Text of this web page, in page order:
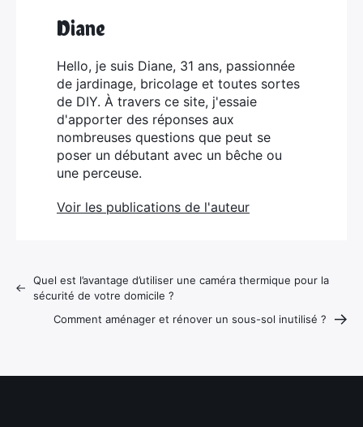
Diane
Hello, je suis Diane, 31 ans, passionnée
de jardinage, bricolage et toutes sortes
de DIY. À travers ce site, j'essaie
d'apporter des réponses aux
nombreuses questions que peut se
poser un débutant avec un bêche ou
une perceuse.
Voir les publications de l'auteur
Quel est l’avantage d’utiliser une caméra thermique pour la
sécurité de votre domicile ?
Comment aménager et rénover un sous-sol inutilisé ?